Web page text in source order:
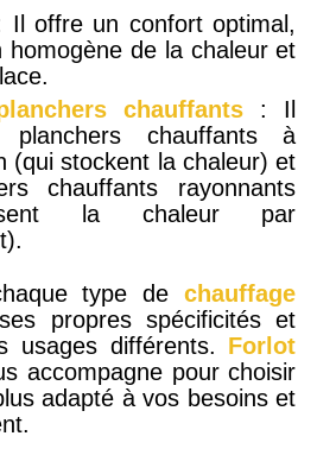
offre un confort optimal,
homogène de la chaleur et
chauffants : Il
chauffants à
(qui stockent la chaleur) et
chauffants rayonnants
la chaleur par
type dechauffage
propres spécificités et
usages différents. Forlot
accompagne pour choisir
adapté à vos besoins et